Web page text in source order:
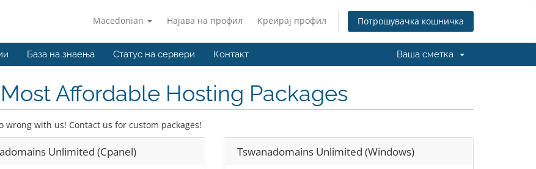
Macedonian Најава на профил Креирај профил Потрошувачка кошничка
База на знаења Статус на сервери Контакт Ваша сметка
Affordable Hosting Packages
wrong with us! Contact us for custom packages!
Unlimited (Cpanel) Tswanadomains Unlimited (Windows)